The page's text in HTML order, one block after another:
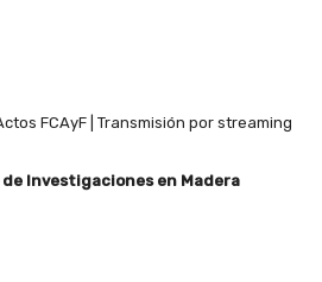
FCAyF | Transmisión por streaming
Investigaciones en Madera